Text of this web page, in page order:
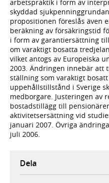
arbetspraktik i form av
skyddad
propositionen föreslås även
beräkning av försäkringstid
i form av garantiersättning
om varaktigt bosatta
vilket antogs av Europeiska
2003. Ändringen innebär att
ställning som varaktigt
uppehållstillstånd i Sverige
medborgare. Justeringen av
bostadstillägg till
aktivitetsersättning vid
januari 2007. Övriga
juli 2006.
Dela